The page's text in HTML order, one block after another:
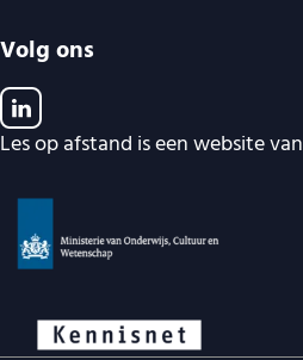
Volg ons
Les op afstand is een website van